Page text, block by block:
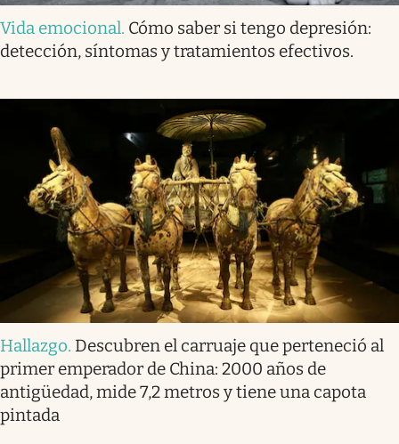
Vida emocional. Cómo saber si tengo depresión:
detección, síntomas y tratamientos efectivos.
Hallazgo. Descubren el carruaje que perteneció al
primer emperador de China: 2000 años de
antigüedad, mide 7,2 metros y tiene una capota
pintada